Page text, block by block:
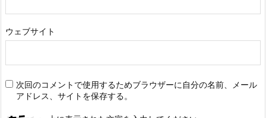
ウェブサイト
次回のコメントで使用するためブラウザーに自分の名前、メール
アドレス、サイトを保存する。